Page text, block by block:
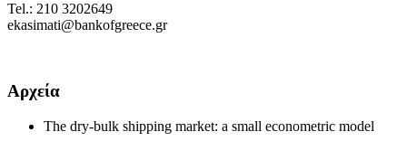
Tel.: 210 3202649
ekasimati@bankofgreece.gr
Αρχεία
The dry-bulk shipping market: a small econometric model